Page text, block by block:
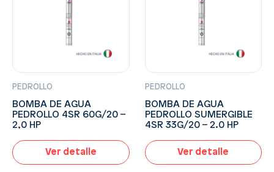
PEDROLLO
BOMBA DE AGUA
PEDROLLO 4SR 60G/20 –
2,0 HP
Ver detalle
PEDROLLO
BOMBA DE AGUA
PEDROLLO SUMERGIBLE
4SR 33G/20 – 2.0 HP
Ver detalle